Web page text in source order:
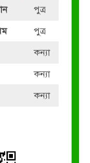
পুত্র
পুত্র
কন্যা
কন্যা
কন্যা